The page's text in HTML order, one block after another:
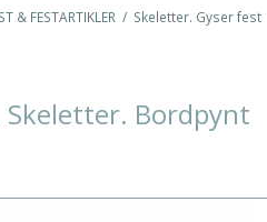
& FESTARTIKLER / Skeletter. Gyser fest
Skeletter. Bordpynt